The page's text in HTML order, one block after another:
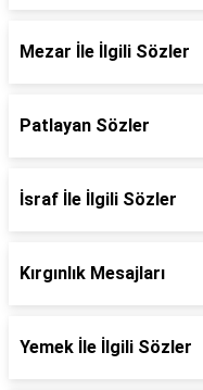
Mezar İle İlgili Sözler
Patlayan Sözler
İsraf İle İlgili Sözler
Kırgınlık Mesajları
Yemek İle İlgili Sözler